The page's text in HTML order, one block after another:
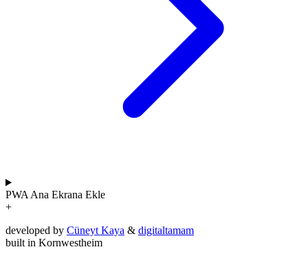
PWA Ana Ekrana Ekle
+
developed by Cüneyt Kaya & digitaltamam
built in Kornwestheim